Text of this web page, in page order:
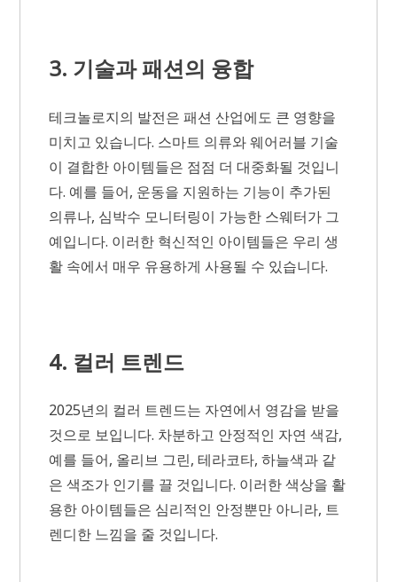
3. 기술과 패션의 융합
테크놀로지의 발전은 패션 산업에도 큰 영향을
미치고 있습니다. 스마트 의류와 웨어러블 기술
이 결합한 아이템들은 점점 더 대중화될 것입니
다. 예를 들어, 운동을 지원하는 기능이 추가된
의류나, 심박수 모니터링이 가능한 스웨터가 그
예입니다. 이러한 혁신적인 아이템들은 우리 생
활 속에서 매우 유용하게 사용될 수 있습니다.
4. 컬러 트렌드
2025년의 컬러 트렌드는 자연에서 영감을 받을
것으로 보입니다. 차분하고 안정적인 자연 색감,
예를 들어, 올리브 그린, 테라코타, 하늘색과 같
은 색조가 인기를 끌 것입니다. 이러한 색상을 활
용한 아이템들은 심리적인 안정뿐만 아니라, 트
렌디한 느낌을 줄 것입니다.